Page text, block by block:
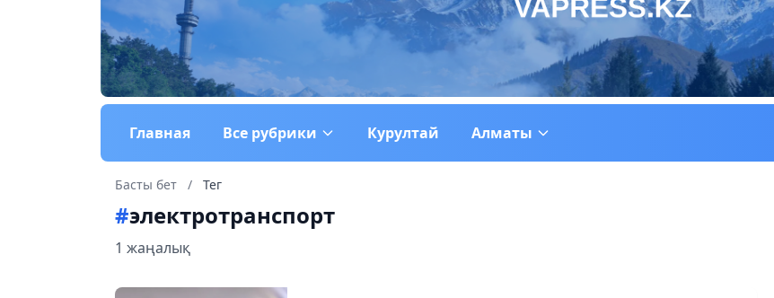
Главная Все рубрики Курултай Алматы
Басты бет / Тег
#электротранспорт
1 жаңалық